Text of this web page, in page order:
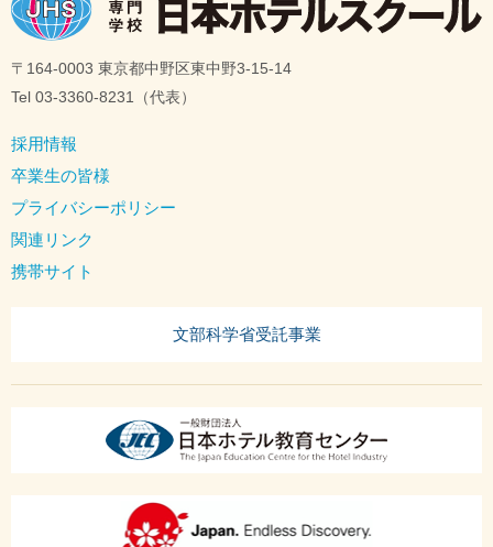
〒164-0003 東京都中野区東中野3-15-14
Tel 03-3360-8231（代表）
採用情報
卒業生の皆様
プライバシーポリシー
関連リンク
携帯サイト
文部科学省受託事業